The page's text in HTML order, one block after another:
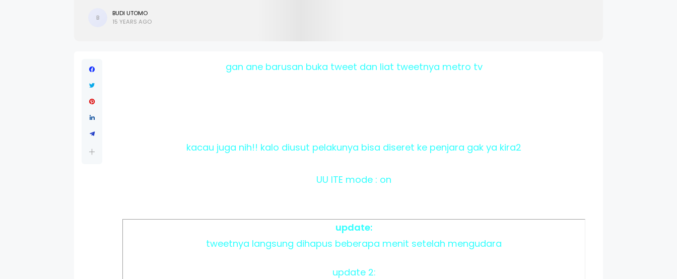
B
BUDI UTOMO
15 YEARS AGO
gan ane barusan buka tweet dan liat tweetnya metro tv
kacau juga nih!! kalo diusut pelakunya bisa diseret ke penjara gak ya kira2
UU ITE mode : on
update:
tweetnya langsung dihapus beberapa menit setelah mengudara
update 2: